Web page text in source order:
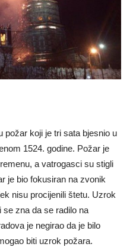
koji je tri sata bjesnio u
1524. godine. Požar je
a vatrogasci su stigli
je bio fokusiran na zvonik
nisu procijenili štetu. Uzrok
se zna da se radilo na
je negirao da je bilo
biti uzrok požara.